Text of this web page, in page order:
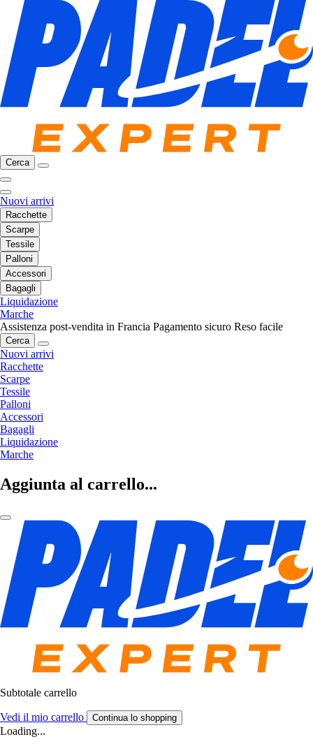
Cerca
Nuovi arrivi
Racchette
Scarpe
Tessile
Palloni
Accessori
Bagagli
Liquidazione
Marche
Assistenza post-vendita in Francia Pagamento sicuro Reso facile
Cerca
Nuovi arrivi
Racchette
Scarpe
Tessile
Palloni
Accessori
Bagagli
Liquidazione
Marche
Aggiunta al carrello...
Subtotale carrello
Vedi il mio carrello Continua lo shopping
Loading...